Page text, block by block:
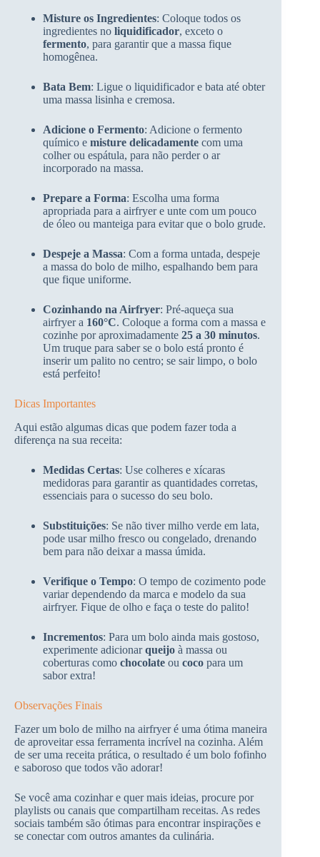
Misture os Ingredientes: Coloque todos os
ingredientes no liquidificador, exceto o
fermento, para garantir que a massa fique
homogênea.
Bata Bem: Ligue o liquidificador e bata até obter
uma massa lisinha e cremosa.
Adicione o Fermento: Adicione o fermento
químico e misture delicadamente com uma
colher ou espátula, para não perder o ar
incorporado na massa.
Prepare a Forma: Escolha uma forma
apropriada para a airfryer e unte com um pouco
de óleo ou manteiga para evitar que o bolo grude.
Despeje a Massa: Com a forma untada, despeje
a massa do bolo de milho, espalhando bem para
que fique uniforme.
Cozinhando na Airfryer: Pré-aqueça sua
airfryer a 160°C. Coloque a forma com a massa e
cozinhe por aproximadamente 25 a 30 minutos.
Um truque para saber se o bolo está pronto é
inserir um palito no centro; se sair limpo, o bolo
está perfeito!
Dicas Importantes
Aqui estão algumas dicas que podem fazer toda a
diferença na sua receita:
Medidas Certas: Use colheres e xícaras
medidoras para garantir as quantidades corretas,
essenciais para o sucesso do seu bolo.
Substituições: Se não tiver milho verde em lata,
pode usar milho fresco ou congelado, drenando
bem para não deixar a massa úmida.
Verifique o Tempo: O tempo de cozimento pode
variar dependendo da marca e modelo da sua
airfryer. Fique de olho e faça o teste do palito!
Incrementos: Para um bolo ainda mais gostoso,
experimente adicionarqueijo à massa ou
coberturas como chocolate ou coco para um
sabor extra!
Observações Finais
Fazer um bolo de milho na airfryer é uma ótima maneira
de aproveitar essa ferramenta incrível na cozinha. Além
de ser uma receita prática, o resultado é um bolo fofinho
e saboroso que todos vão adorar!
Se você ama cozinhar e quer mais ideias, procure por
playlists ou canais que compartilham receitas. As redes
sociais também são ótimas para encontrar inspirações e
se conectar com outros amantes da culinária.